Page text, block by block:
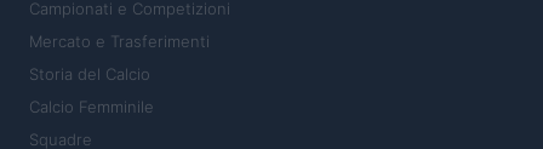
Campionati e Competizioni
Mercato e Trasferimenti
Storia del Calcio
Calcio Femminile
Squadre